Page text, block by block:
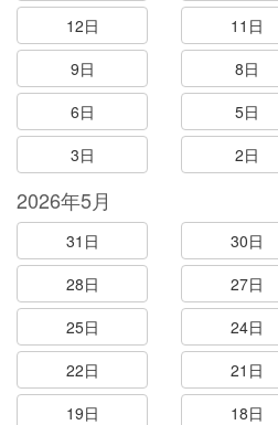
12日
11日
9日
8日
6日
5日
3日
2日
2026年5月
31日 30日
28日
27日
25日
24日
22日
21日
19日
18日